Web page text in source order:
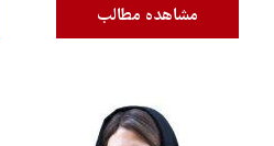
مشاهده مطالب